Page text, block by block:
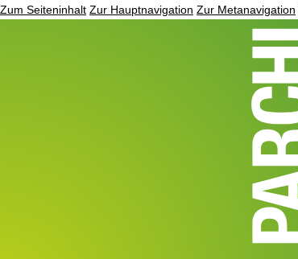
Zum Seiteninhalt Zur Hauptnavigation Zur Metanavigation